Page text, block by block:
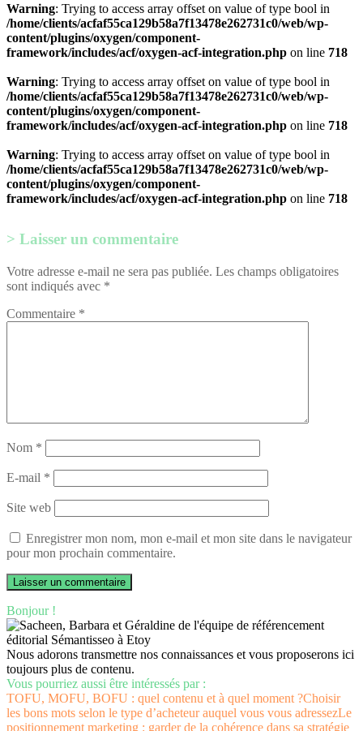
Warning: Trying to access array offset on value of type bool in
/home/clients/acfaf55ca129b58a7f13478e262731c0/web/wp-
content/plugins/oxygen/component-
framework/includes/acf/oxygen-acf-integration.php on line 718
Warning: Trying to access array offset on value of type bool in
/home/clients/acfaf55ca129b58a7f13478e262731c0/web/wp-
content/plugins/oxygen/component-
framework/includes/acf/oxygen-acf-integration.php on line 718
Warning: Trying to access array offset on value of type bool in
/home/clients/acfaf55ca129b58a7f13478e262731c0/web/wp-
content/plugins/oxygen/component-
framework/includes/acf/oxygen-acf-integration.php on line 718
Laisser un commentaire
Votre adresse e-mail ne sera pas publiée. Les champs obligatoires
sont indiqués avec *
Commentaire *
Nom *
E-mail *
Site web
Enregistrer mon nom, mon e-mail et mon site dans le navigateur
pour mon prochain commentaire.
Bonjour !
Nous adorons transmettre nos connaissances et vous proposerons ici
toujours plus de contenu.
Vous pourriez aussi être intéressés par :
TOFU, MOFU, BOFU : quel contenu et à quel moment ?Choisir
les bons mots selon le type d’acheteur auquel vous vous adressezLe
positionnement marketing : garder de la cohérence dans sa stratégie